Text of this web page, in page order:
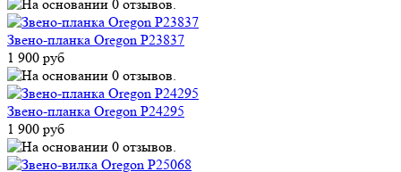
Звено-планка Oregon P23837
1 900 руб
Звено-планка Oregon P24295
1 900 руб